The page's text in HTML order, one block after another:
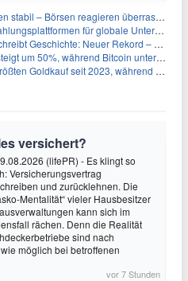
– Börsen reagieren überraschend volatil
für globale Unternehmen im Jahr 2026
Neuer Rekord – und Amazon knackt die nächste Billionen-Marke
um 50%, während Bitcoin unter $65.000 fällt
seit 2023, während Goldpreis um 8% steigt
versichert?
(lifePR) - Es klingt so
Versicherungsvertrag
und zurücklehnen. Die
Mentalität“ vieler Hausbesitzer
kann sich im
rächen. Denn die Realität
sind nach
möglich bei betroffenen
vor 7 Stunden